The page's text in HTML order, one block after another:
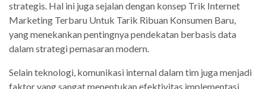
strategis. Hal ini juga sejalan dengan konsep Trik Internet
Marketing Terbaru Untuk Tarik Ribuan Konsumen Baru,
yang menekankan pentingnya pendekatan berbasis data
dalam strategi pemasaran modern.
Selain teknologi, komunikasi internal dalam tim juga menjadi
faktor yang sangat menentukan efektivitas implementasi